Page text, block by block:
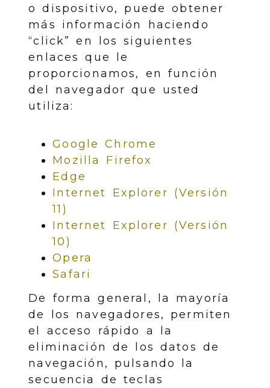
o dispositivo, puede obtener
más información haciendo
“click” en los siguientes
enlaces que le
proporcionamos, en función
del navegador que usted
utiliza:
Google Chrome
Mozilla Firefox
Edge
Internet Explorer (Versión
11)
Internet Explorer (Versión
10)
Opera
Safari
De forma general, la mayoría
de los navegadores, permiten
el acceso rápido a la
eliminación de los datos de
navegación, pulsando la
secuencia de teclas